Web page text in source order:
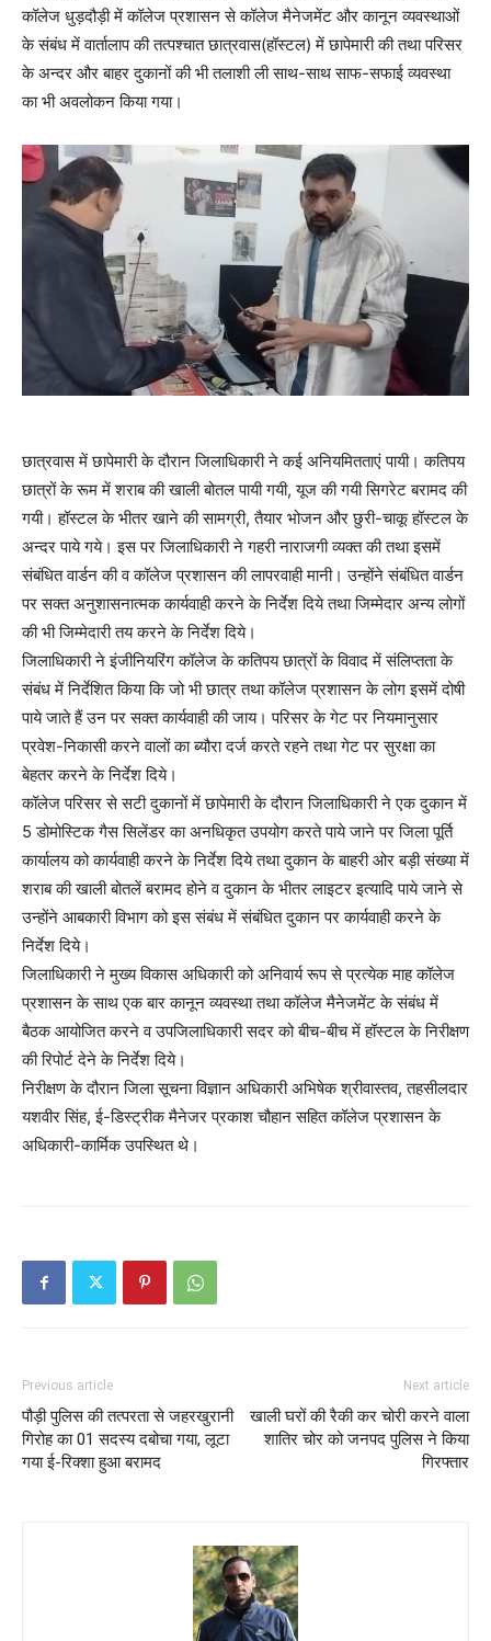
कॉलेज धुड़दौड़ी में कॉलेज प्रशासन से कॉलेज मैनेजमेंट और कानून व्यवस्थाओं
के संबंध में वार्तालाप की तत्पश्चात छात्रवास(हॉस्टल) में छापेमारी की तथा परिसर
के अन्दर और बाहर दुकानों की भी तलाशी ली साथ-साथ साफ-सफाई व्यवस्था
का भी अवलोकन किया गया।
छात्रवास में छापेमारी के दौरान जिलाधिकारी ने कई अनियमितताएं पायी। कतिपय
छात्रों के रूम में शराब की खाली बोतल पायी गयी, यूज की गयी सिगरेट बरामद की
गयी। हॉस्टल के भीतर खाने की सामग्री, तैयार भोजन और छुरी-चाकू हॉस्टल के
अन्दर पाये गये। इस पर जिलाधिकारी ने गहरी नाराजगी व्यक्त की तथा इसमें
संबंधित वार्डन की व कॉलेज प्रशासन की लापरवाही मानी। उन्होंने संबंधित वार्डन
पर सक्त अनुशासनात्मक कार्यवाही करने के निर्देश दिये तथा जिम्मेदार अन्य लोगों
की भी जिम्मेदारी तय करने के निर्देश दिये।
जिलाधिकारी ने इंजीनियरिंग कॉलेज के कतिपय छात्रों के विवाद में संलिप्तता के
संबंध में निर्देशित किया कि जो भी छात्र तथा कॉलेज प्रशासन के लोग इसमें दोषी
पाये जाते हैं उन पर सक्त कार्यवाही की जाय। परिसर के गेट पर नियमानुसार
प्रवेश-निकासी करने वालों का ब्यौरा दर्ज करते रहने तथा गेट पर सुरक्षा का
बेहतर करने के निर्देश दिये।
कॉलेज परिसर से सटी दुकानों में छापेमारी के दौरान जिलाधिकारी ने एक दुकान में
5 डोमोस्टिक गैस सिलेंडर का अनधिकृत उपयोग करते पाये जाने पर जिला पूर्ति
कार्यालय को कार्यवाही करने के निर्देश दिये तथा दुकान के बाहरी ओर बड़ी संख्या में
शराब की खाली बोतलें बरामद होने व दुकान के भीतर लाइटर इत्यादि पाये जाने से
उन्होंने आबकारी विभाग को इस संबंध में संबंधित दुकान पर कार्यवाही करने के
निर्देश दिये।
जिलाधिकारी ने मुख्य विकास अधिकारी को अनिवार्य रूप से प्रत्येक माह कॉलेज
प्रशासन के साथ एक बार कानून व्यवस्था तथा कॉलेज मैनेजमेंट के संबंध में
बैठक आयोजित करने व उपजिलाधिकारी सदर को बीच-बीच में हॉस्टल के निरीक्षण
की रिपोर्ट देने के निर्देश दिये।
निरीक्षण के दौरान जिला सूचना विज्ञान अधिकारी अभिषेक श्रीवास्तव, तहसीलदार
यशवीर सिंह, ई-डिस्ट्रीक मैनेजर प्रकाश चौहान सहित कॉलेज प्रशासन के
अधिकारी-कार्मिक उपस्थित थे।
Previous article
पौड़ी पुलिस की तत्परता से जहरखुरानी
गिरोह का 01 सदस्य दबोचा गया, लूटा
गया ई-रिक्शा हुआ बरामद
Next article
खाली घरों की रैकी कर चोरी करने वाला
शातिर चोर को जनपद पुलिस ने किया
गिरफ्तार